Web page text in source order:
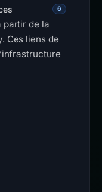
6
partir de la
Ces liens de